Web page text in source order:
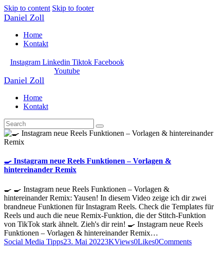
Skip to content Skip to footer
Daniel Zoll
Home
Kontakt
Instagram Linkedin Tiktok Facebook
Youtube
Daniel Zoll
Home
Kontakt
🍳 Instagram neue Reels Funktionen – Vorlagen &
hintereinander Remix
🍳 🍳 Instagram neue Reels Funktionen – Vorlagen &
hintereinander Remix: Yausen! In diesem Video zeige ich dir zwei
brandneue Funktionen für Instagram Reels. Check die Templates für
Reels und auch die neue Remix-Funktion, die der Stitch-Funktion
von TikTok stark ähnelt. Zieh's dir rein! 🍳 Instagram neue Reels
Funktionen – Vorlagen & hintereinander Remix…
Social Media Tipps23. Mai 20223KViews0Likes0Comments